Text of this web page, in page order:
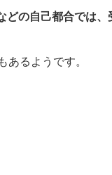
の自己都合では、
あるようです。